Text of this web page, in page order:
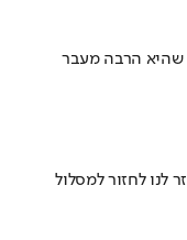
שהיא הרבה מעבר
לחזור למסלול